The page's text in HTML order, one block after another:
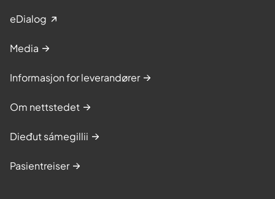
eDialog
Media
Informasjon for leverandører
Om nettstedet
Dieđut sámegillii
Pasientreiser